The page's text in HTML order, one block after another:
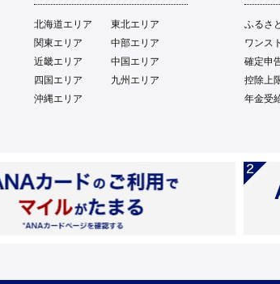
北海道エリア
東北エリア
関東エリア
中部エリア
近畿エリア
中国エリア
四国エリア
九州エリア
沖縄エリア
ふるさ
ワンス
確定申
控除上
年金受